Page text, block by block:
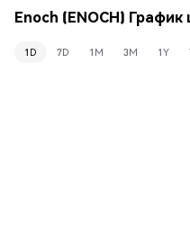
Enoch (ENOCH)
1D 7D 1M 3M 1Y